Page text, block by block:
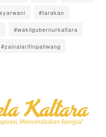
#tarakan
#wakilgubernurkaltara
#zainalarifinpaliwang